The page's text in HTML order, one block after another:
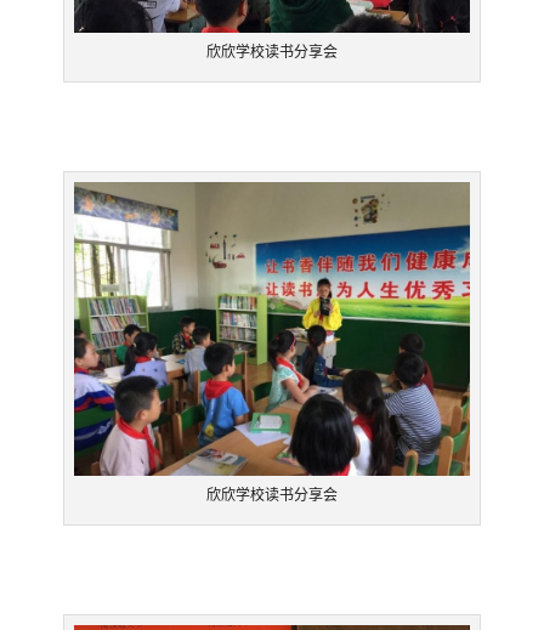
欣欣学校读书分享会
欣欣学校读书分享会